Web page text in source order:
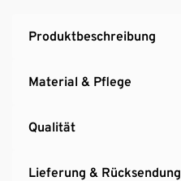
Produktbeschreibung
Material & Pflege
Qualität
Lieferung & Rücksendung